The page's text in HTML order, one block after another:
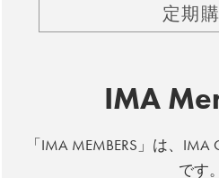
定期
IMA
「IMA MEMBERS」は、
です。